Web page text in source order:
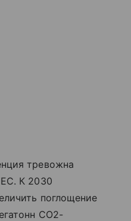
тревожна
ЕС. К 2030
поглощение
CO2-